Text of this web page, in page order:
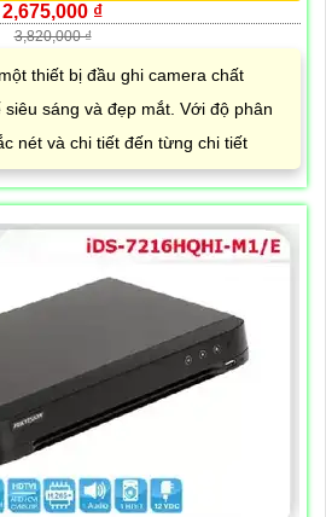
2,675,000 ₫
3,820,000 ₫
thiết bị đầu ghi camera chất
sáng và đẹp mắt. Với độ phân
nét và chi tiết đến từng chi tiết